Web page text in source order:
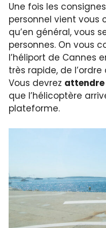
Une fois les
personnel vient vous
qu’en général, vous
personnes. On vous
l’héliport de Cannes
très rapide, de
Vous devrez attendre
que l’hélicoptère
plateforme.